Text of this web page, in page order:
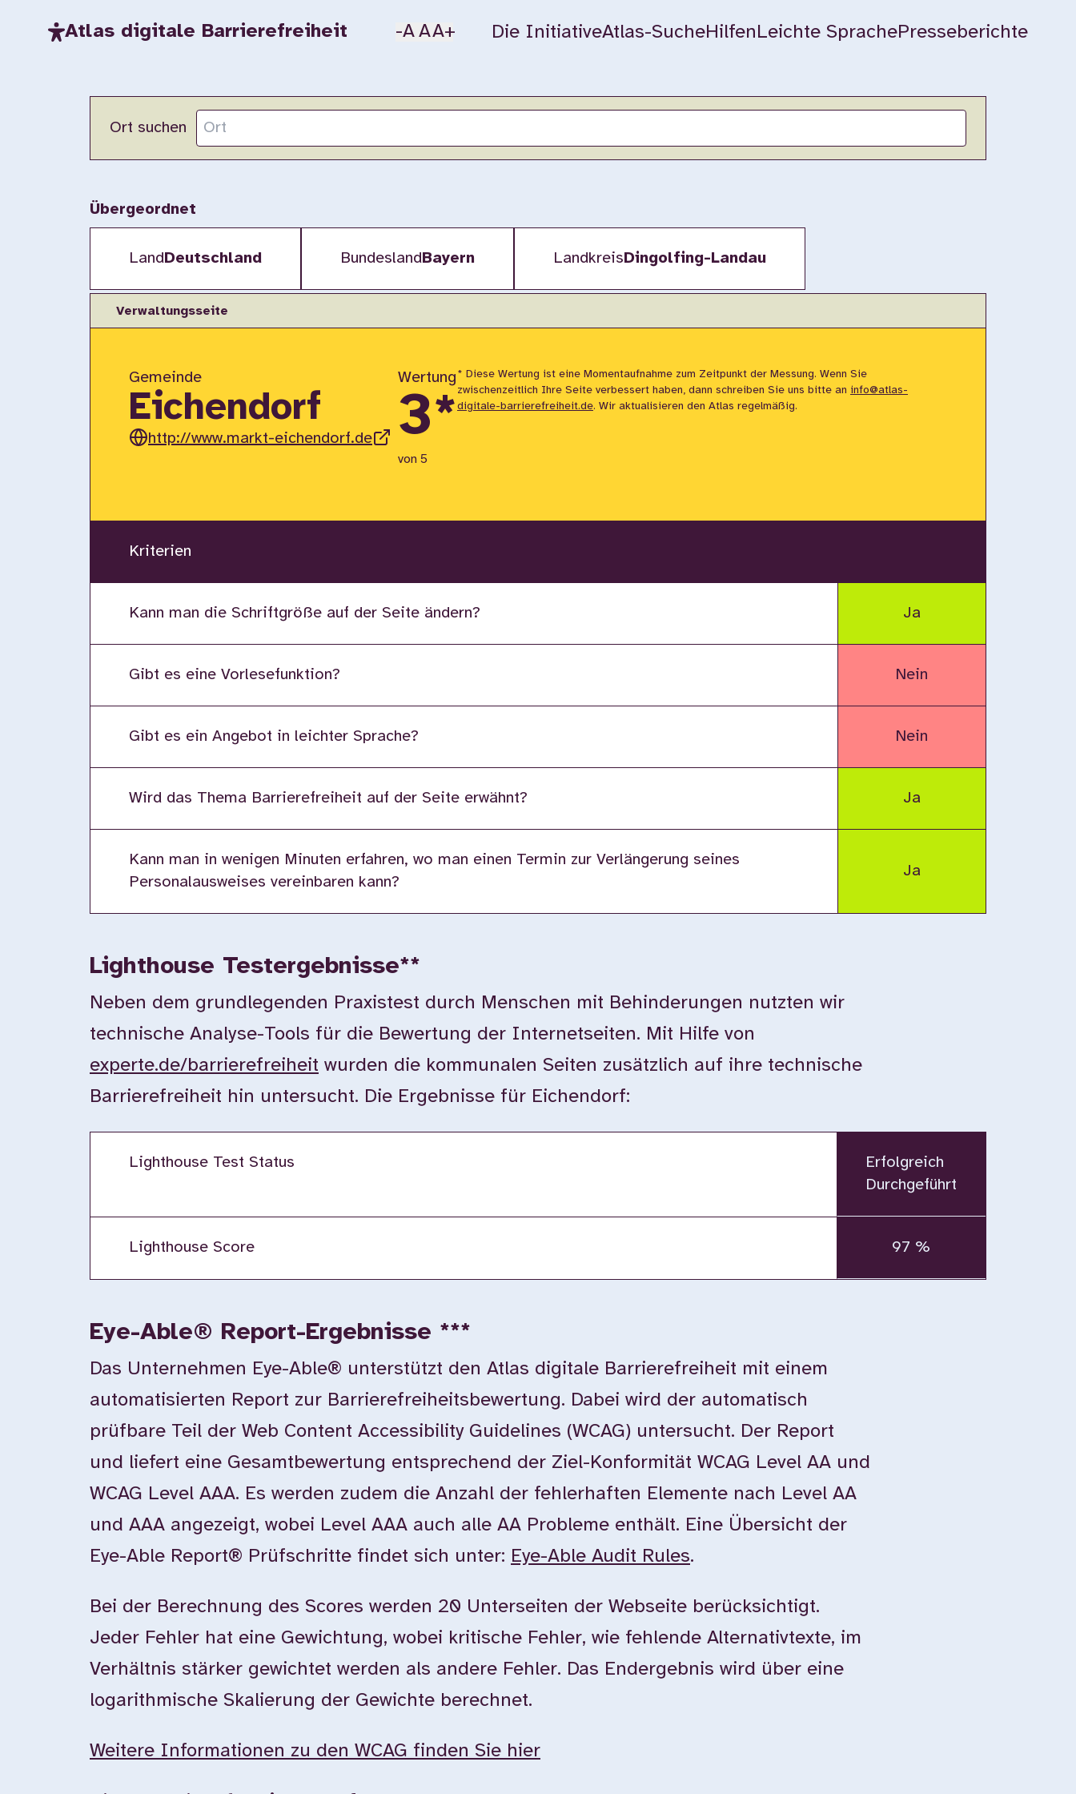
Atlas digitale Barrierefreiheit -A AA+ Die InitiativeAtlas-SucheHilfen Leichte SprachePresseberichte
Ort suchen
Übergeordnet
LandDeutschland BundeslandBayern Landkreis Dingolfing-Landau
Verwaltungsseite
Gemeinde
Eichendorf
http://www.markt-eichendorf.de
Wertung
3*
von 5
* Diese Wertung ist eine Momentaufnahme zum Zeitpunkt der Messung. Wenn Sie
zwischenzeitlich Ihre Seite verbessert haben, dann schreiben Sie uns bitte an info@atlas-
digitale-barrierefreiheit.de. Wir aktualisieren den Atlas regelmäßig.
Kriterien
Kann man die Schriftgröße auf der Seite ändern? Ja
Gibt es eine Vorlesefunktion? Nein
Gibt es ein Angebot in leichter Sprache? Nein
Wird das Thema Barrierefreiheit auf der Seite erwähnt? Ja
Kann man in wenigen Minuten erfahren, wo man einen Termin zur Verlängerung seines
Personalausweises vereinbaren kann?
Ja
Lighthouse Testergebnisse**
Neben dem grundlegenden Praxistest durch Menschen mit Behinderungen nutzten wir
technische Analyse-Tools für die Bewertung der Internetseiten. Mit Hilfe von
experte.de/barrierefreiheit wurden die kommunalen Seiten zusätzlich auf ihre technische
Barrierefreiheit hin untersucht. Die Ergebnisse für Eichendorf:
Lighthouse Test Status
Erfolgreich
Durchgeführt
Lighthouse Score 97 %
Eye-Able® Report-Ergebnisse ***
Das Unternehmen Eye-Able® unterstützt den Atlas digitale Barrierefreiheit mit einem
automatisierten Report zur Barrierefreiheitsbewertung. Dabei wird der automatisch
prüfbare Teil der Web Content Accessibility Guidelines (WCAG) untersucht. Der Report
und liefert eine Gesamtbewertung entsprechend der Ziel-Konformität WCAG Level AA und
WCAG Level AAA. Es werden zudem die Anzahl der fehlerhaften Elemente nach Level AA
und AAA angezeigt, wobei Level AAA auch alle AA Probleme enthält. Eine Übersicht der
Eye-Able Report® Prüfschritte findet sich unter: Eye-Able Audit Rules.
Bei der Berechnung des Scores werden 20 Unterseiten der Webseite berücksichtigt.
Jeder Fehler hat eine Gewichtung, wobei kritische Fehler, wie fehlende Alternativtexte, im
Verhältnis stärker gewichtet werden als andere Fehler. Das Endergebnis wird über eine
logarithmische Skalierung der Gewichte berechnet.
Weitere Informationen zu den WCAG finden Sie hier